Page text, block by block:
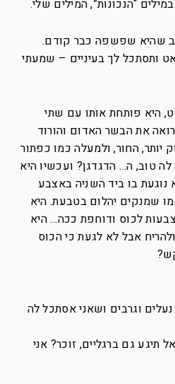
“הנכונות”, המילים שלי.
שהיא שפשפה כבר קודם.
ותסתכל לך בעיניים – שמעתי
היא פותחת אותו עם שתי
את הבשר האדום והורוד
יותר, החור, ולמעלה כמו כפתור
טוב, ה… הדגדגן? ועכשיו היא
נוגעת בו ביד השניה באצבע
שמנקים יהלום בטבעת. היא
לכוס ודוחפת ככה… היא
אבל לא לגעת כי הכוס
וגרבים ושאני אסתכל לה
תיגע גם ברגליים, זוכר? אני